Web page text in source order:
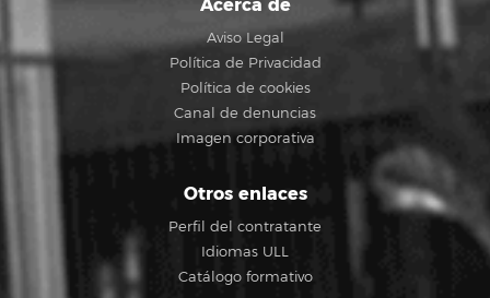
Acerca de
Aviso Legal
Política de Privacidad
Política de cookies
Canal de denuncias
Imagen corporativa
Otros enlaces
Perfil del contratante
Idiomas ULL
Catálogo formativo